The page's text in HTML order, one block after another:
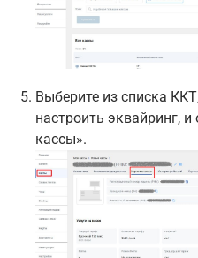
Выберите из списка
настроить эквайринг, и
кассы».